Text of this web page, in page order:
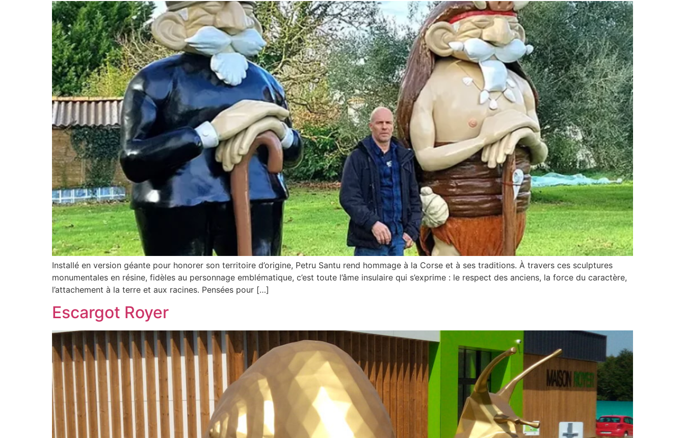
Installé en version géante pour honorer son territoire d’origine, Petru Santu rend hommage à la Corse et à ses traditions. À travers ces sculptures
monumentales en résine, fidèles au personnage emblématique, c’est toute l’âme insulaire qui s’exprime : le respect des anciens, la force du caractère,
l’attachement à la terre et aux racines. Pensées pour […]
Escargot Royer